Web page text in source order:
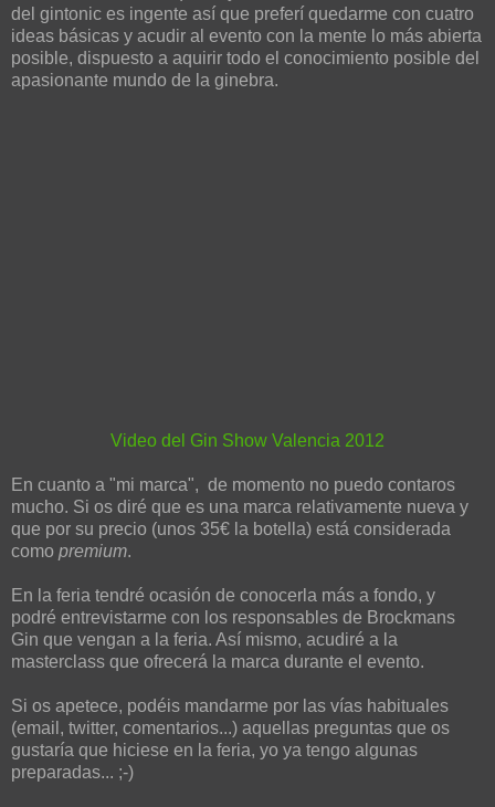
del gintonic es ingente así que preferí quedarme con cuatro
ideas básicas y acudir al evento con la mente lo más abierta
posible, dispuesto a aquirir todo el conocimiento posible del
apasionante mundo de la ginebra.
Video del Gin Show Valencia 2012
En cuanto a "mi marca", de momento no puedo contaros
mucho. Si os diré que es una marca relativamente nueva y
que por su precio (unos 35€ la botella) está considerada
como premium.
En la feria tendré ocasión de conocerla más a fondo, y
podré entrevistarme con los responsables de Brockmans
Gin que vengan a la feria. Así mismo, acudiré a la
masterclass que ofrecerá la marca durante el evento.
Si os apetece, podéis mandarme por las vías habituales
(email, twitter, comentarios...) aquellas preguntas que os
gustaría que hiciese en la feria, yo ya tengo algunas
preparadas... ;-)